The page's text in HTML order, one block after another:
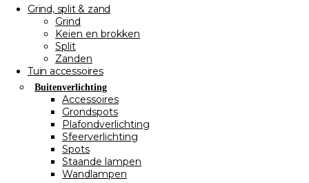
Grind, split & zand
Grind
Keien en brokken
Split
Zanden
Tuin accessoires
Buitenverlichting
Accessoires
Grondspots
Plafondverlichting
Sfeerverlichting
Spots
Staande lampen
Wandlampen